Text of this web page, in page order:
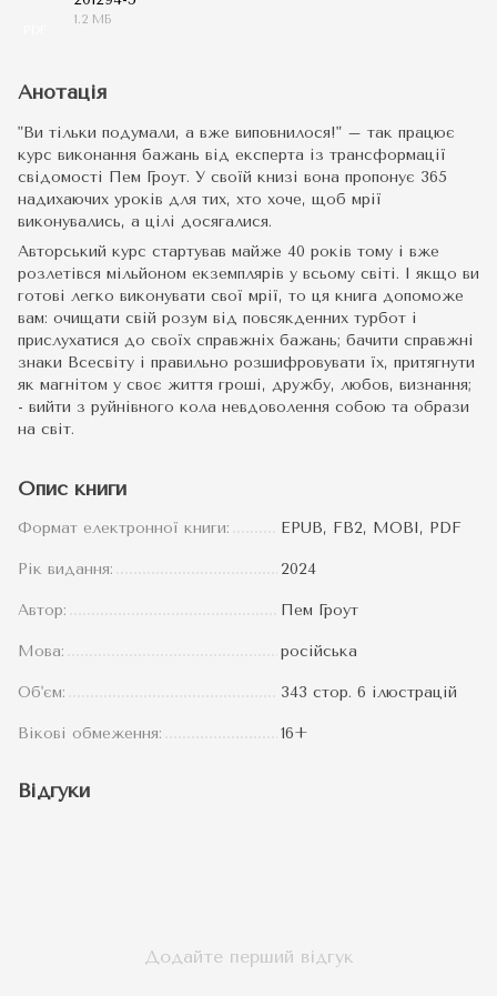
1.2 МБ
Анотація
"Ви тільки подумали, а вже виповнилося!" – так працює
курс виконання бажань від експерта із трансформації
свідомості Пем Гроут. У своїй книзі вона пропонує 365
надихаючих уроків для тих, хто хоче, щоб мрії
виконувались, а цілі досягалися.
Авторський курс стартував майже 40 років тому і вже
розлетівся мільйоном екземплярів у всьому світі. І якщо ви
готові легко виконувати свої мрії, то ця книга допоможе
вам: очищати свій розум від повсякденних турбот і
прислухатися до своїх справжніх бажань; бачити справжні
знаки Всесвіту і правильно розшифровувати їх, притягнути
як магнітом у своє життя гроші, дружбу, любов, визнання;
- вийти з руйнівного кола невдоволення собою та образи
на світ.
Опис книги
Формат електронної книги: EPUB, FB2, MOBI, PDF
Рік видання: 2024
Автор: Пем Гроут
Мова: російська
Об'єм: 343 стор. 6 ілюстрацій
Вікові обмеження: 16+
Відгуки
Додайте перший відгук